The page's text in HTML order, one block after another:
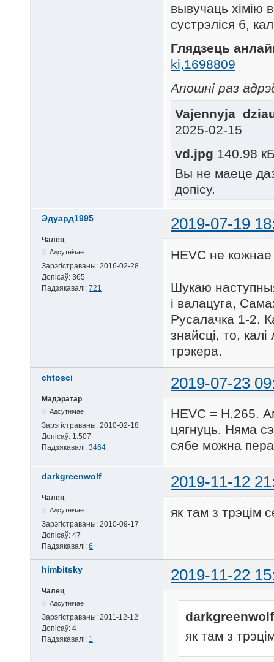
вывучаць хімію
сустрэліся б,
Глядзець
ki,1698809
Апошні раз
2025-02-15
vd.jpg 140.98
Вы не маеце
допісу.
Эдуард1995 2019-07-19
Чалец
Адсутнічае
Зарэгістраваны: 2016-02-28
Допісаў: 365
Падзякавалі: 721
HEVC не
Шукаю
і валацуга,
Русалачка 1-2.
знайсці, то,
трэкера.
chtosci 2019-07-23
Мадэратар
Адсутнічае
Зарэгістраваны: 2010-02-18
Допісаў: 1.507
Падзякавалі: 3464
HEVC = H.265.
цягнуць. Няма
сябе можна
darkgreenwolf 2019-11-12
Чалец
Адсутнічае
Зарэгістраваны: 2010-09-17
Допісаў: 47
Падзякавалі: 6
як там з трэцім
himbitsky 2019-11-22
Чалец
Адсутнічае
Зарэгістраваны: 2011-12-12
Допісаў: 4
Падзякавалі: 1
як там з